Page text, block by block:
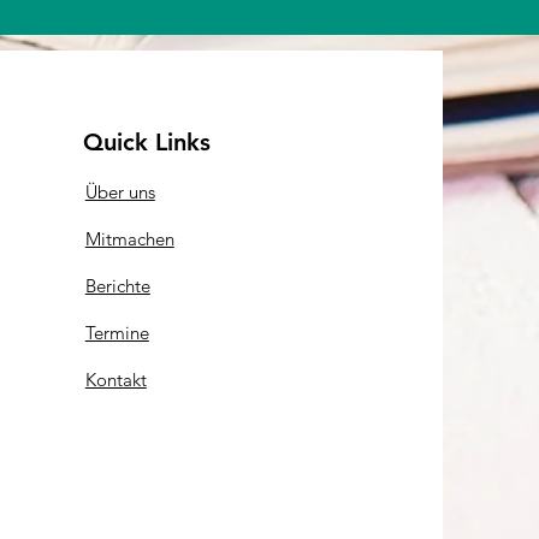
Quick Links
Über uns
Mitmachen
Berichte
Termine
Kontakt